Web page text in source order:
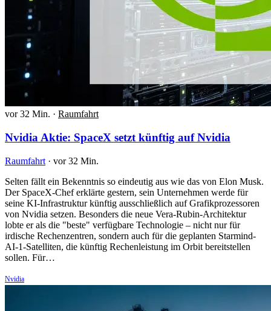
vor 32 Min. · Raumfahrt
Nvidia Aktie: SpaceX setzt künftig auf Nvidia
Raumfahrt · vor 32 Min.
Selten fällt ein Bekenntnis so eindeutig aus wie das von Elon Musk.
Der SpaceX-Chef erklärte gestern, sein Unternehmen werde für
seine KI-Infrastruktur künftig ausschließlich auf Grafikprozessoren
von Nvidia setzen. Besonders die neue Vera-Rubin-Architektur
lobte er als die "beste" verfügbare Technologie – nicht nur für
irdische Rechenzentren, sondern auch für die geplanten Starmind-
AI-1-Satelliten, die künftig Rechenleistung im Orbit bereitstellen
sollen. Für…
Nvidia